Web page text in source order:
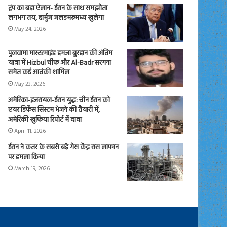
ट्रंप का बड़ा ऐलान- ईरान के साथ समझौता
लगभग तय, हार्मुज जलडमरूमध्य खुलेगा
May 24, 2026
पुलवामा मास्टरमाइंड हमजा बुरहान की अंतिम
यात्रा में Hizbul चीफ और Al-Badr सरगना
समेत कई आतंकी शामिल
May 23, 2026
अमेरिका-इजरायल-ईरान युद्ध: चीन ईरान को
एयर डिफेंस सिस्टम भेजने की तैयारी में,
अमेरिकी खुफिया रिपोर्ट में दावा
April 11, 2026
ईरान ने कतर के सबसे बड़े गैस केंद्र रास लाफान
पर हमला किया
March 19, 2026